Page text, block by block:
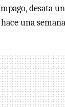
desata
una